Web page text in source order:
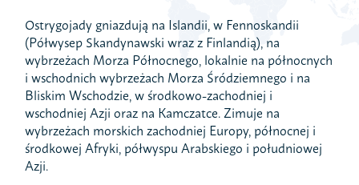
Ostrygojady gniazdują na Islandii, w Fennoskandii
(Półwysep Skandynawski wraz z Finlandią), na
wybrzeżach Morza Północnego, lokalnie na północnych
i wschodnich wybrzeżach Morza Śródziemnego i na
Bliskim Wschodzie, w środkowo-zachodniej i
wschodniej Azji oraz na Kamczatce. Zimuje na
wybrzeżach morskich zachodniej Europy, północnej i
środkowej Afryki, półwyspu Arabskiego i południowej
Azji.